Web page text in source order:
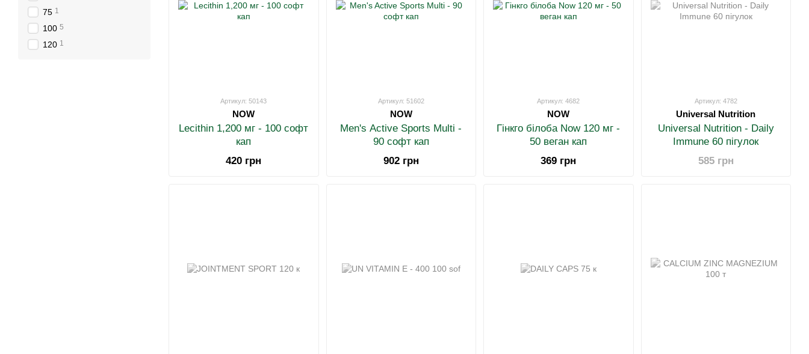
Артикул: 50143
NOW
Lecithin 1,200 мг - 100 софт
кап
420 грн
Артикул: 51602
NOW
Men's Active Sports Multi -
90 софт кап
902 грн
Артикул: 4682
NOW
Гінкго білоба Now 120 мг -
50 веган кап
369 грн
Артикул: 4782
Universal Nutrition
Universal Nutrition - Daily
Immune 60 пігулок
585 грн
75 1
100 5
120 1